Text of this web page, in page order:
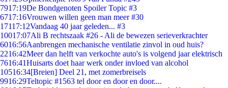
7917:19De Bondgenoten Spoiler Topic #3
6717:16Vrouwen willen geen man meer #30
17117:12Vandaag 40 jaar geleden... #3
10017:07Ali B rechtszaak #26 - Ali de bewezen serieverkrachter
6016:56Aanbrengen mechanische ventilatie zinvol in oud huis?
2216:42Meer dan helft van verkochte auto's is volgend jaar elektrisch
7616:41Huisarts doet haar werk onder invloed van alcohol
10516:34[Breien] Deel 21, met zomerbreisels
9916:29Teltopic #1563 tel door en door en door....